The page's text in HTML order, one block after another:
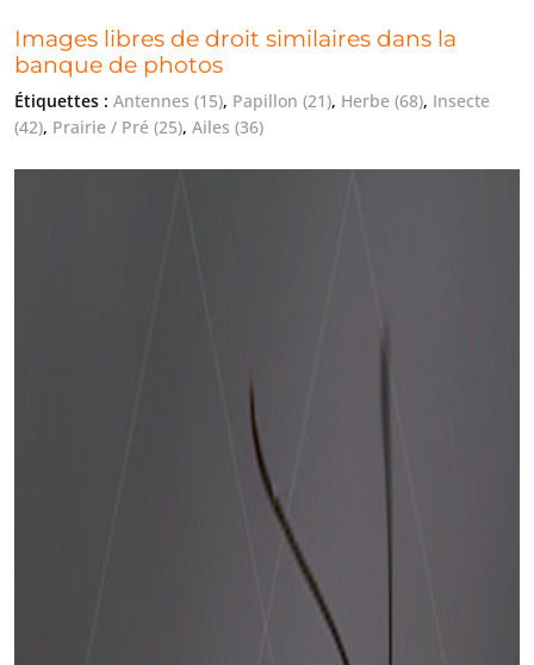
Images libres de droit similaires dans la
banque de photos
Étiquettes : Antennes (15), Papillon (21), Herbe (68), Insecte
(42), Prairie / Pré (25), Ailes (36)